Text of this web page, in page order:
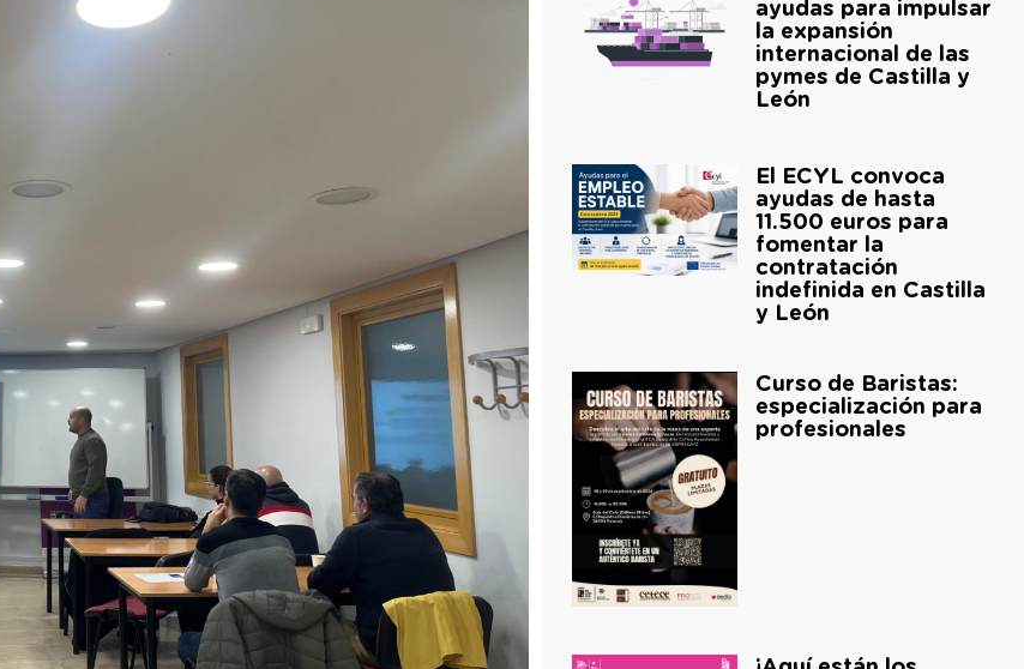
ayudas para impulsar
la expansión
internacional de las
pymes de Castilla y
León
El ECYL convoca
ayudas de hasta
11.500 euros para
fomentar la
contratación
indefinida en Castilla
y León
Curso de Baristas:
especialización para
profesionales